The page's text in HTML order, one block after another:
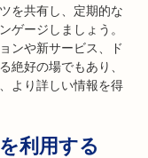
を共有し、定期的な
ゲージしましょう。
ンや新サービス、ド
絶好の場でもあり、
より詳しい情報を得
利用する